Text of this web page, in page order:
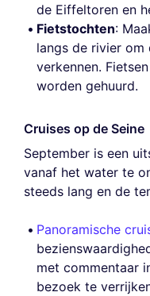
de Eiffeltoren en
Fietstochten:
langs de rivier
verkennen.
worden gehuurd.
Cruises op de Seine
September is een
vanaf het water te
steeds lang en de
Panoramische
met commentaar
bezoek te